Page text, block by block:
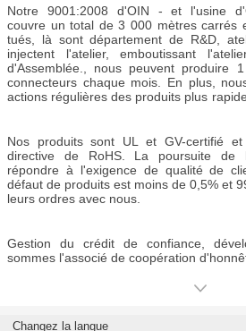
Europe.
Notre 9001:2008 d'OIN - et l'usine
couvre un total de 3 000 mètres carrés
tués, là sont département de R&D,
injectent l'atelier, emboutissant
d'Assemblée., nous peuvent produire
connecteurs chaque mois. En plus,
actions régulières des produits plus
Nos produits sont UL et GV-certifié
directive de RoHS. La poursuite de
répondre à l'exigence de qualité de
défaut de produits est moins de 0,5% et
leurs ordres avec nous.
Gestion du crédit de confiance,
sommes l'associé de coopération
Changez la langue